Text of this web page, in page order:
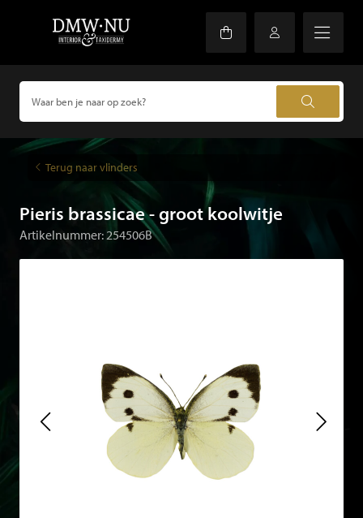
Terug naar vlinders
Pieris brassicae - groot koolwitje
Artikelnummer: 254506B